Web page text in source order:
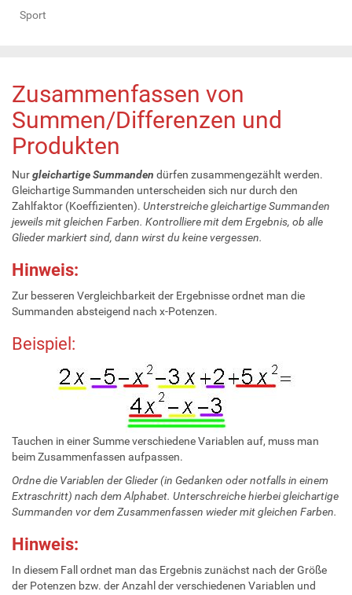
Sport
Zusammenfassen von
Summen/Differenzen und
Produkten
Nurgleichartige Summanden dürfen zusammengezählt werden.
Gleichartige Summanden unterscheiden sich nur durch den
Zahlfaktor (Koeffizienten). Unterstreiche gleichartige Summanden
jeweils mit gleichen Farben. Kontrolliere mit dem Ergebnis, ob alle
Glieder markiert sind, dann wirst du keine vergessen.
Hinweis:
Zur besseren Vergleichbarkeit der Ergebnisse ordnet man die
Summanden absteigend nach x-Potenzen.
Beispiel:
Tauchen in einer Summe verschiedene Variablen auf, muss man
beim Zusammenfassen aufpassen.
Ordne die Variablen der Glieder (in Gedanken oder notfalls in einem
Extraschritt) nach dem Alphabet. Unterschreiche hierbei gleichartige
Summanden vor dem Zusammenfassen wieder mit gleichen Farben.
Hinweis:
In diesem Fall ordnet man das Ergebnis zunächst nach der Größe
der Potenzen bzw. der Anzahl der verschiedenen Variablen und